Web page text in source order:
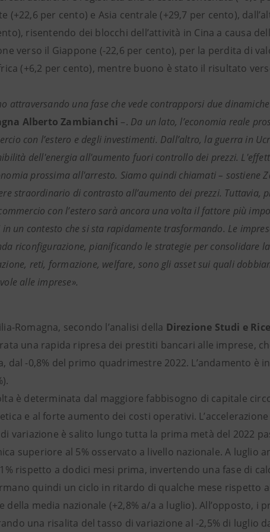
(+22,6 per cento) e Asia centrale (+29,7 per cento),
risentendo dei blocchi dell’attività in Cina a causa
verso il Giappone (-22,6 per cento), per la perdita di
(+6,2 per cento), mentre buono è stato il risultato
attraversando una fase che vede contrapporsi due dinamiche
Alberto Zambianchi –. Da un lato, l’economia reale
con l’estero e degli investimenti. Dall’altro, la guerra in
dell'energia all'aumento fuori controllo dei prezzi.
prossima all'arresto. Siamo quindi chiamati – sostiene
straordinario di contrasto all’aumento dei prezzi.
con l’estero sarà ancora una volta il fattore più
un contesto che si sta rapidamente trasformando. Le
riconfigurazione, pianificando le strategie per consolidare
reti, formazione, welfare, sono gli asset sui quali
alle imprese».
Romagna, secondo l’analisi della Direzione Studi e
una rapida ripresa dei prestiti bancari alle imprese,
dal -0,8% del primo quadrimestre 2022. L’andamento è
è determinata dal maggiore fabbisogno di capitale
e al forte aumento dei costi operativi.
variazione è salito lungo tutta la prima metà del 2022
superiore al 5% osservato a livello nazionale. A luglio
rispetto a dodici mesi prima, invertendo una fase di
quindi un ciclo in ritardo di qualche mese rispetto
della media nazionale (+2,8% a/a a luglio). All’opposto,
una risalita del tasso di variazione al -2,5% di luglio